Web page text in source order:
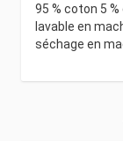
95 % coton 5
lavable en
séchage en